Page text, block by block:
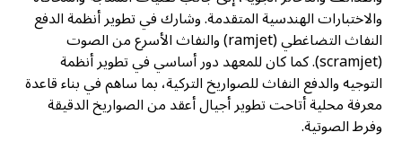
والاختبارات الهندسية المتقدمة. وشارك في تطوير أنظمة الدفع
النفاث التضاغطي (ramjet) والنفاث الأسرع من الصوت
(scramjet). كما كان للمعهد دور أساسي في تطوير أنظمة
التوجيه والدفع النفاث للصواريخ التركية، بما ساهم في بناء قاعدة
معرفة محلية أتاحت تطوير أجيال أعقد من الصواريخ الدقيقة
وفرط الصوتية.